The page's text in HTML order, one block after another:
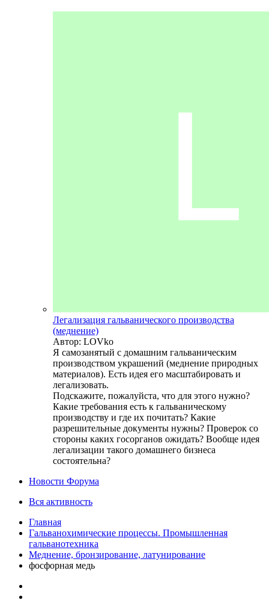
Легализация гальванического производства
(меднение)
Автор: LOVko
Я самозанятый с домашним гальваническим
производством украшений (меднение природных
материалов). Есть идея его масштабировать и
легализовать.
Подскажите, пожалуйста, что для этого нужно?
Какие требования есть к гальваническому
производству и где их почитать? Какие
разрешительные документы нужны? Проверок со
стороны каких госорганов ожидать? Вообще идея
легализации такого домашнего бизнеса
состоятельна?
Новости Форума
Вся активность
Главная
Гальванохимические процессы. Промышленная
гальванотехника
Меднение, бронзирование, латунирование
фосфорная медь